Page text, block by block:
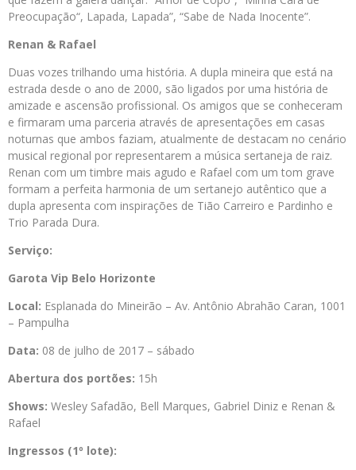
Preocupação“, Lapada, Lapada”, “Sabe de Nada Inocente”.
Renan & Rafael
Duas vozes trilhando uma história. A dupla mineira que está na
estrada desde o ano de 2000, são ligados por uma história de
amizade e ascensão profissional. Os amigos que se conheceram
e firmaram uma parceria através de apresentações em casas
noturnas que ambos faziam, atualmente de destacam no cenário
musical regional por representarem a música sertaneja de raiz.
Renan com um timbre mais agudo e Rafael com um tom grave
formam a perfeita harmonia de um sertanejo autêntico que a
dupla apresenta com inspirações de Tião Carreiro e Pardinho e
Trio Parada Dura.
Serviço:
Garota Vip Belo Horizonte
Local: Esplanada do Mineirão – Av. Antônio Abrahão Caran, 1001
– Pampulha
Data: 08 de julho de 2017 – sábado
Abertura dos portões: 15h
Shows: Wesley Safadão, Bell Marques, Gabriel Diniz e Renan &
Rafael
Ingressos (1º lote):